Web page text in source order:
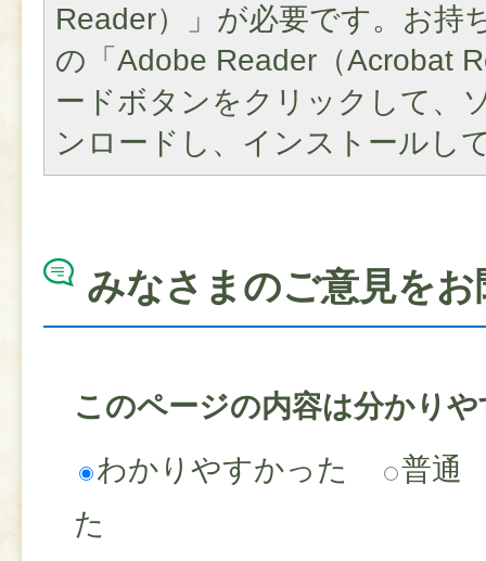
Reader）」が必要です。お持
の「Adobe Reader（Acrobat
ードボタンをクリックして、
ンロードし、インストールし
みなさまのご意見を
このページの内容は分かり
わかりやすかった
普通
た